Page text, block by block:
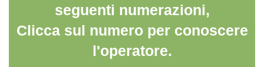
seguenti numerazioni,
Clicca sul numero per conoscere
l'operatore.